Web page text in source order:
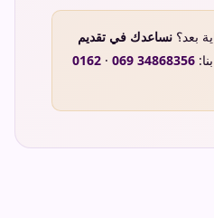
بعد؟ نساعدك في تقديم
069 34868356
·
0162